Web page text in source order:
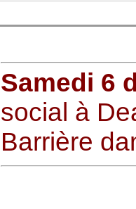
Samedi 6
social à
Barrière